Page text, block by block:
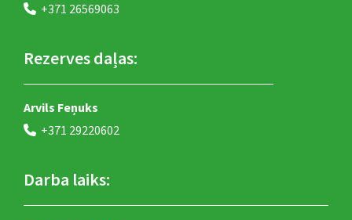
 +371 26569063
Rezerves daļas:
Arvils Feņuks
 +371 29220602
Darba laiks: